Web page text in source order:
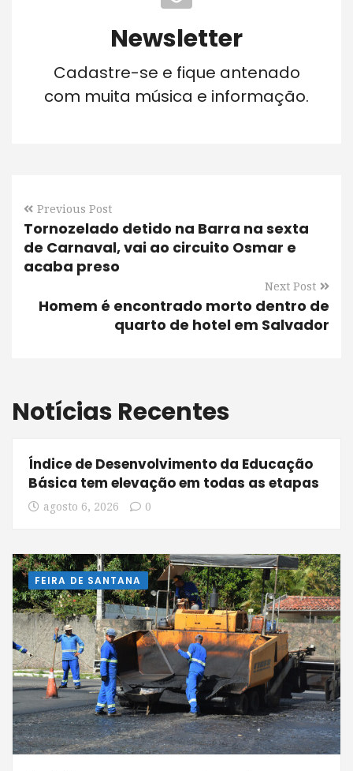
Newsletter
Cadastre-se e fique antenado
com muita música e informação.
Previous Post
Tornozelado detido na Barra na sexta
de Carnaval, vai ao circuito Osmar e
acaba preso
Next Post
Homem é encontrado morto dentro de
quarto de hotel em Salvador
Notícias Recentes
Índice de Desenvolvimento da Educação
Básica tem elevação em todas as etapas
agosto 6, 2026 0
FEIRA DE SANTANA